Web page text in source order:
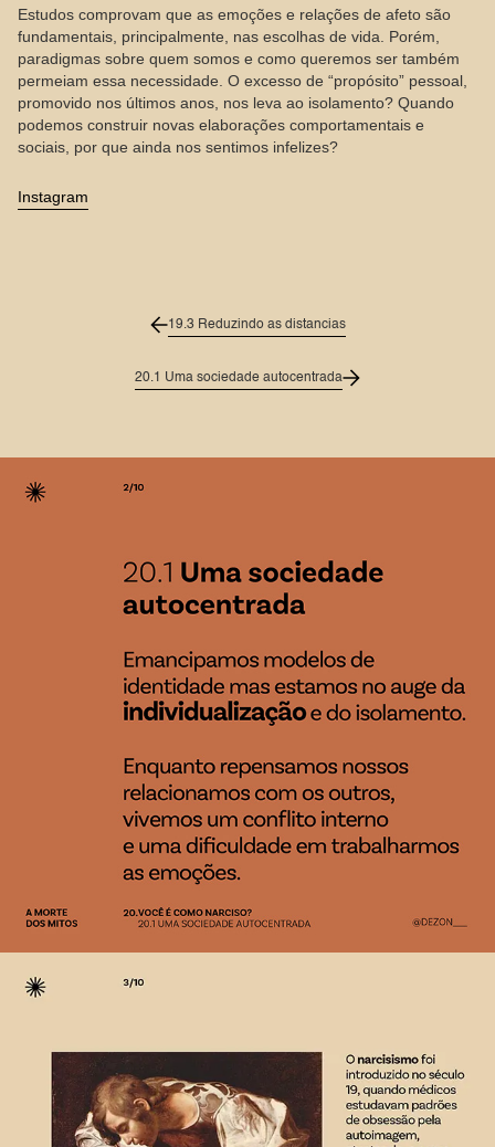
Estudos comprovam que as emoções e relações de afeto são
fundamentais, principalmente, nas escolhas de vida. Porém,
paradigmas sobre quem somos e como queremos ser também
permeiam essa necessidade. O excesso de “propósito” pessoal,
promovido nos últimos anos, nos leva ao isolamento? Quando
podemos construir novas elaborações comportamentais e
sociais, por que ainda nos sentimos infelizes?
Instagram
19.3 Reduzindo as distancias
20.1 Uma sociedade autocentrada